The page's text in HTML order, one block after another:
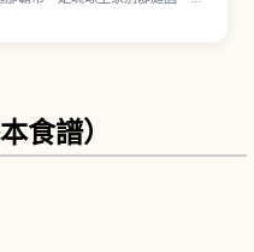
年作為世界遺產「琉球王國的
食譜）